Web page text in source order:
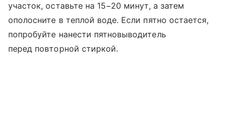
участок, оставьте на 15−20 минут, а затем
ополосните в теплой воде. Если пятно остается,
попробуйте нанести пятновыводитель
перед повторной стиркой.